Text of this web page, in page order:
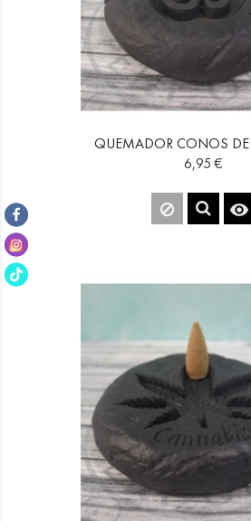
QUEMADOR CONOS DE
Precio
6,95 €
